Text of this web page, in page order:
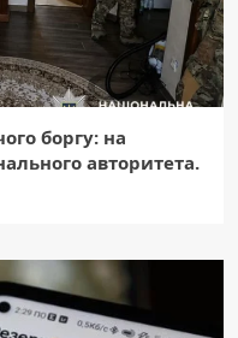
боргу: на
авторитета.